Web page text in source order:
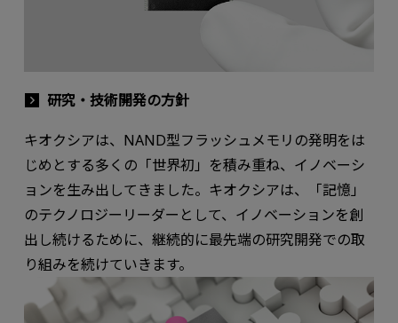
研究・技術開発の方針
キオクシアは、NAND型フラッシュメモリの発明をは
じめとする多くの「世界初」を積み重ね、イノベーシ
ョンを生み出してきました。キオクシアは、「記憶」
のテクノロジーリーダーとして、イノベーションを創
出し続けるために、継続的に最先端の研究開発での取
り組みを続けていきます。